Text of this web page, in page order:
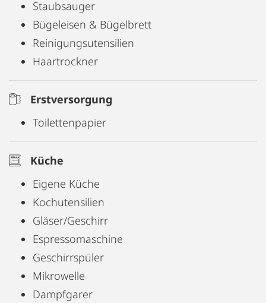
Staubsauger
Bügeleisen & Bügelbrett
Reinigungsutensilien
Haartrockner
Erstversorgung
Toilettenpapier
Küche
Eigene Küche
Kochutensilien
Gläser/Geschirr
Espressomaschine
Geschirrspüler
Mikrowelle
Dampfgarer